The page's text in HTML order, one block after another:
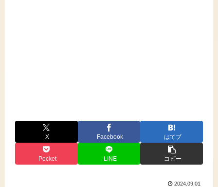
X Facebook はてブ
Pocket LINE コピー
2024.09.01